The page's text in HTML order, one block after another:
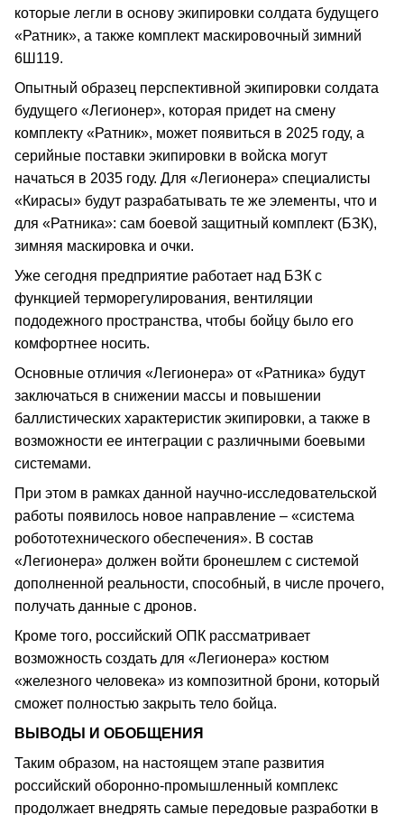
которые легли в основу экипировки солдата будущего
«Ратник», а также комплект маскировочный зимний
6Ш119.
Опытный образец перспективной экипировки солдата
будущего «Легионер», которая придет на смену
комплекту «Ратник», может появиться в 2025 году, а
серийные поставки экипировки в войска могут
начаться в 2035 году. Для «Легионера» специалисты
«Кирасы» будут разрабатывать те же элементы, что и
для «Ратника»: сам боевой защитный комплект (БЗК),
зимняя маскировка и очки.
Уже сегодня предприятие работает над БЗК с
функцией терморегулирования, вентиляции
пододежного пространства, чтобы бойцу было его
комфортнее носить.
Основные отличия «Легионера» от «Ратника» будут
заключаться в снижении массы и повышении
баллистических характеристик экипировки, а также в
возможности ее интеграции с различными боевыми
системами.
При этом в рамках данной научно-исследовательской
работы появилось новое направление – «система
робототехнического обеспечения». В состав
«Легионера» должен войти бронешлем с системой
дополненной реальности, способный, в числе прочего,
получать данные с дронов.
Кроме того, российский ОПК рассматривает
возможность создать для «Легионера» костюм
«железного человека» из композитной брони, который
сможет полностью закрыть тело бойца.
ВЫВОДЫ И ОБОБЩЕНИЯ
Таким образом, на настоящем этапе развития
российский оборонно-промышленный комплекс
продолжает внедрять самые передовые разработки в